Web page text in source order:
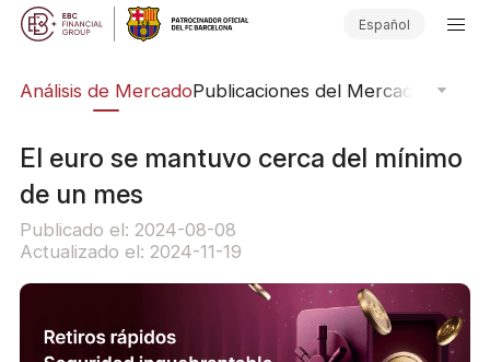
Español
Análisis de MercadoPublicaciones del Mercado
El euro se mantuvo cerca del mínimo
de un mes
Publicado el: 2024-08-08
Actualizado el: 2024-11-19